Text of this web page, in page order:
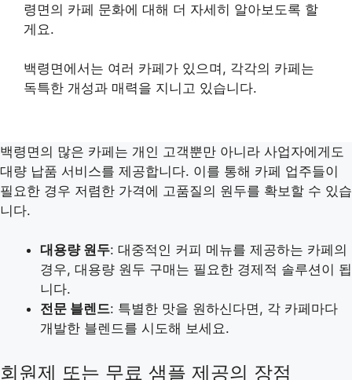
령면의 카페 문화에 대해 더 자세히 알아보도록 할
게요.
백령면에서는 여러 카페가 있으며, 각각의 카페는
독특한 개성과 매력을 지니고 있습니다.
백령면의 많은 카페는 개인 고객뿐만 아니라 사업자에게도
대량 납품 서비스를 제공합니다. 이를 통해 카페 업주들이
필요한 경우 저렴한 가격에 고품질의 원두를 확보할 수 있습
니다.
대용량 원두: 대중적인 커피 메뉴를 제공하는 카페의
경우, 대용량 원두 구매는 필요한 경제적 솔루션이 됩
니다.
전문 블렌드: 특별한 맛을 원하신다면, 각 카페마다
개발한 블렌드를 시도해 보세요.
회원제 또는 무료 샘플 제공의 장점